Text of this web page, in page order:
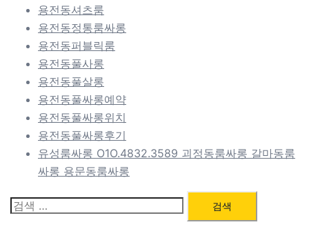
용전동셔츠룸
용전동정통룸싸롱
용전동퍼블릭룸
용전동풀사롱
용전동풀살롱
용전동풀싸롱예약
용전동풀싸롱위치
용전동풀싸롱후기
유성룸싸롱 O1O.4832.3589 괴정동룸싸롱 갈마동룸
싸롱 용문동룸싸롱
검